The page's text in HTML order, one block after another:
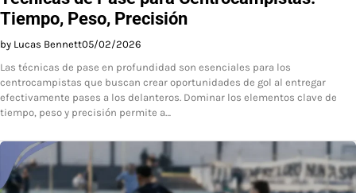
Tiempo, Peso, Precisión
by Lucas Bennett05/02/2026
Las técnicas de pase en profundidad son esenciales para los
centrocampistas que buscan crear oportunidades de gol al entregar
efectivamente pases a los delanteros. Dominar los elementos clave de
tiempo, peso y precisión permite a…